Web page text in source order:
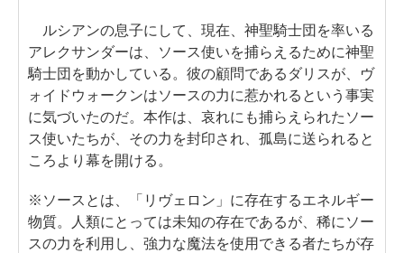
ルシアンの息子にして、現在、神聖騎士団を率いる
アレクサンダーは、ソース使いを捕らえるために神聖
騎士団を動かしている。彼の顧問であるダリスが、ヴ
ォイドウォークンはソースの力に惹かれるという事実
に気づいたのだ。本作は、哀れにも捕らえられたソー
ス使いたちが、その力を封印され、孤島に送られると
ころより幕を開ける。
※ソースとは、「リヴェロン」に存在するエネルギー
物質。人類にとっては未知の存在であるが、稀にソー
スの力を利用し、強力な魔法を使用できる者たちが存